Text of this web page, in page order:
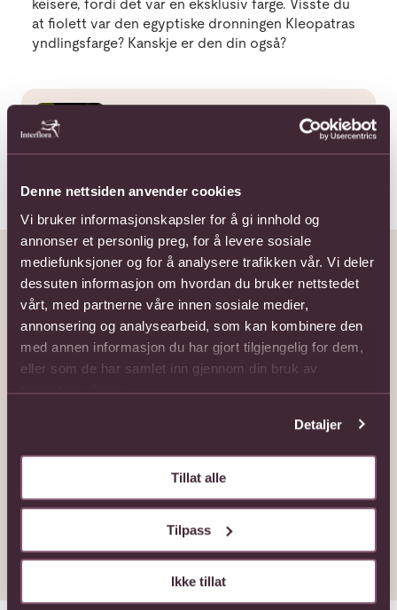
Denne nettsiden anvender cookies
Vi bruker informasjonskapsler for å gi innhold og
annonser et personlig preg, for å levere sosiale
mediefunksjoner og for å analysere trafikken vår. Vi deler
dessuten informasjon om hvordan du bruker nettstedet
vårt, med partnerne våre innen sosiale medier,
annonsering og analysearbeid, som kan kombinere den
med annen informasjon du har gjort tilgjengelig for dem,
eller som de har samlet inn gjennom din bruk av
tjenestene deres.
Detaljer
Tillat alle
Tilpass
Ikke tillat
keisere, fordi det var en eksklusiv farge. Visste du
at fiolett var den egyptiske dronningen Kleopatras
yndlingsfarge? Kanskje er den din også?
Les mer om Slik dekker du bryllupsbordet med blomster
Slik dekker du bryllupsbordet med
Våre vakre brudebuketter
Gå til Bohem
Bohem
Gå til Delikat
Delikat
2000,-
Gå til
Elegant